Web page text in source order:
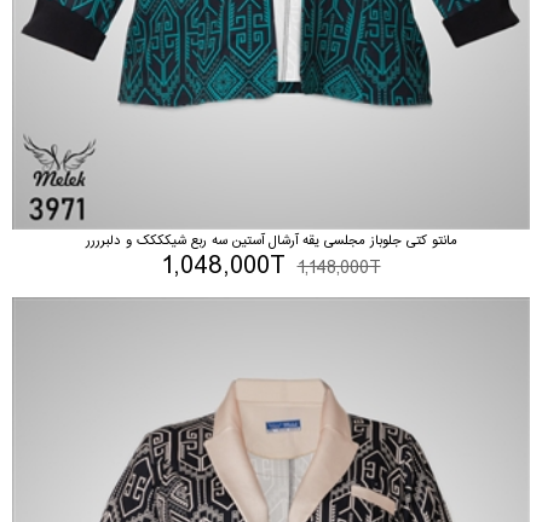
مانتو کتی جلوباز مجلسی یقه آرشال آستین سه ربع شیکککک و دلبرررر
1,148,000T
1,048,000T